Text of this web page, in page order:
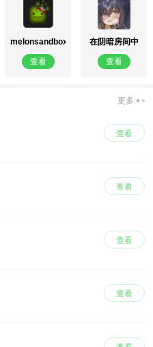
melonsandbox
国际服29.5版
查看
在阴暗房间中
独孤少女
查看
更多
查看
查看
查看
查看